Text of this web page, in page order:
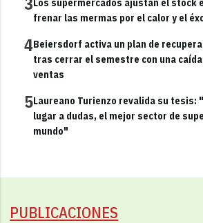
Los supermercados ajustan el stock
frenar las mermas por el calor y el
4Beiersdorf activa un plan de
tras cerrar el semestre con una caída
ventas
5Laureano Turienzo revalida su tesis:
lugar a dudas, el mejor sector de
mundo"
PUBLICACIONES